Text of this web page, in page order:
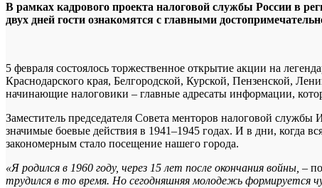
В рамках кадрового проекта налоговой службы России в
двух дней гости ознакомятся с главными
5 февраля состоялось торжественное открытие акции на
Краснодарского края, Белгородской, Курской, Пензенской,
начинающие налоговики – главные адресаты информации,
Заместитель председателя Совета менторов налоговой
значимые боевые действия в 1941–1945 годах. И в дни, когда
закономерным стало посещение нашего города.
«Я родился в 1960 году, через 15 лет после окончания войны, –
трудился в то время. Но сегодняшняя молодежь формируется